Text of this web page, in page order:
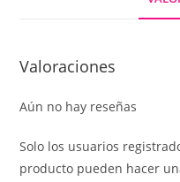
Valoraciones
Aún no hay reseñas
Solo los usuarios
producto pueden hacer